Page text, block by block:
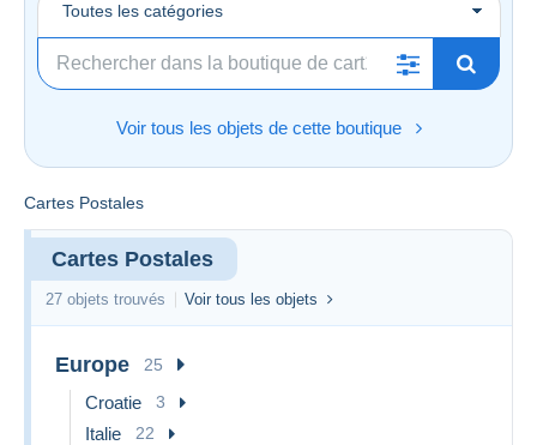
Toutes les catégories
Voir tous les objets de cette boutique
Cartes Postales
Cartes Postales
27 objets trouvés Voir tous les objets
Europe 25
Croatie 3
Italie 22